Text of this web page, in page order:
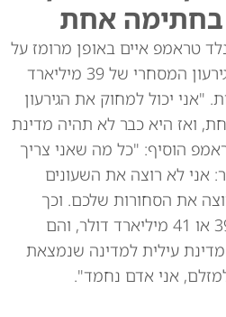
אחת
טראמפ איים באופן מרומז על
שוויץ בהקשר לגירעון המסחרי של 39 מיליארד
"אני יכול למחוק את הגירעון
ואז היא כבר לא תהיה מדינת
הוסיף: "כל מה שאני צריך
אני לא רוצה את השעונים
את הסחורות שלכם. וכך
אנחנו חוסכים 39 או 41 מיליארד דולר, והם
מדינת עילית למדינה שנמצאת
אני אדם נחמד".